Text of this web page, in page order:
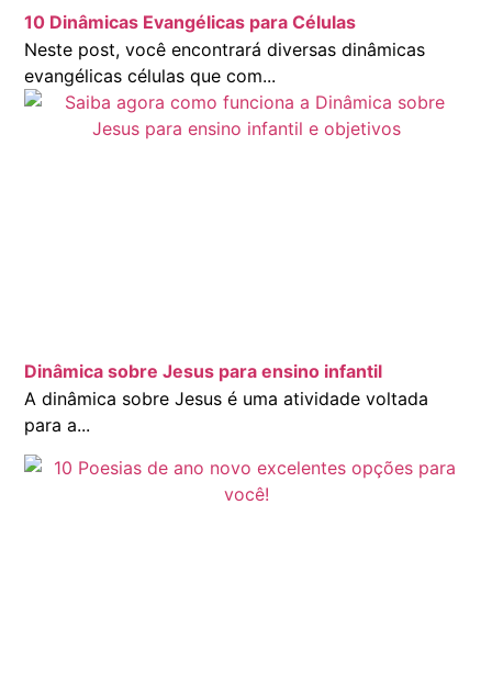
10 Dinâmicas Evangélicas para Células
Neste post, você encontrará diversas dinâmicas
evangélicas células que com...
Dinâmica sobre Jesus para ensino infantil
A dinâmica sobre Jesus é uma atividade voltada
para a...